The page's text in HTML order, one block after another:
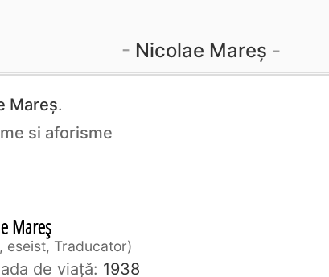
Nicolae Mareș
Mareș.
si aforisme
Mareș
eseist, Traducator
de viaţă: 1938